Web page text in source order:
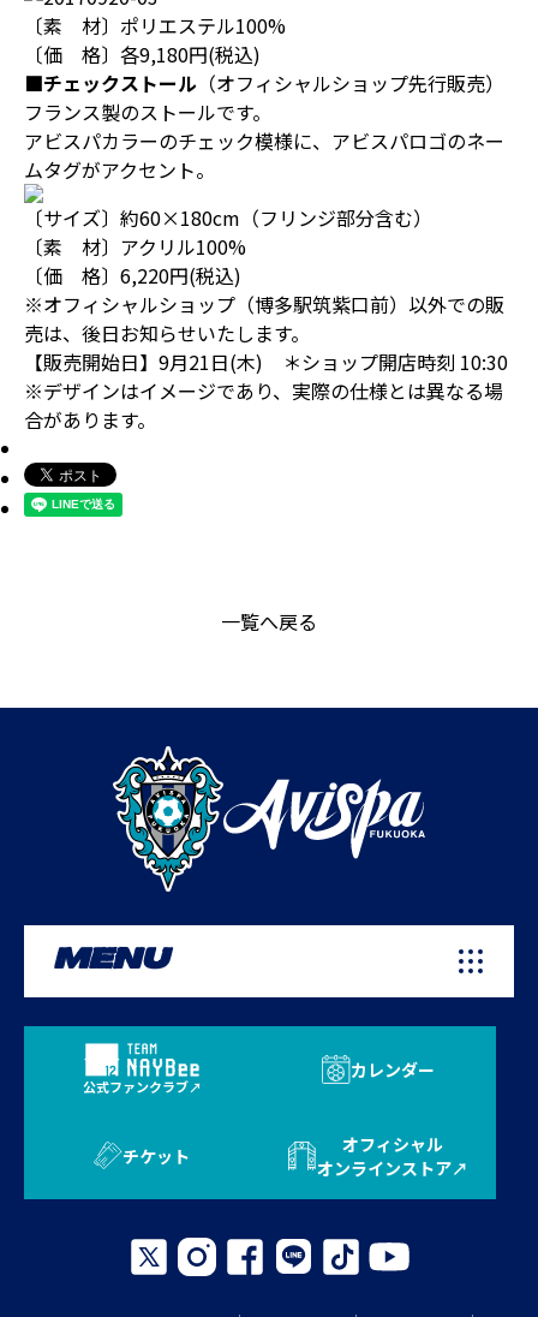
〔素 材〕ポリエステル100%
〔価 格〕各9,180円(税込)
■チェックストール （オフィシャルショップ先行販売）
フランス製のストールです。
アビスパカラーのチェック模様に、アビスパロゴのネー
ムタグがアクセント。
〔サイズ〕約60×180cm（フリンジ部分含む）
〔素 材〕アクリル100%
〔価 格〕6,220円(税込)
※オフィシャルショップ（博多駅筑紫口前）以外での販
売は、後日お知らせいたします。
【販売開始日】9月21日(木) ＊ショップ開店時刻 10:30
※デザインはイメージであり、実際の仕様とは異なる場
合があります。
一覧へ戻る
MENU
公式ファンクラブ
カレンダー
チケット
オフィシャル
オンラインストア